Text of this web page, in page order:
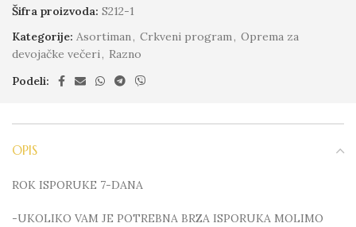
Šifra proizvoda: S212-1
Kategorije: Asortiman, Crkveni program, Oprema za
devojačke večeri, Razno
Podeli:
OPIS
ROK ISPORUKE 7-DANA
-UKOLIKO VAM JE POTREBNA BRZA ISPORUKA MOLIMO